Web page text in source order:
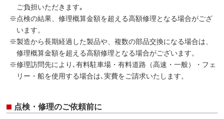
ご負担いただきます｡
点検の結果、修理概算金額を超える高額修理となる場合がござ
います。
製造から長期経過した製品や、複数の部品交換になる場合は、
修理概算金額を超える高額修理となる場合がございます。
修理訪問先により､有料駐車場・有料道路（高速・一般）・フェ
リー・船を使用する場合は､実費をご請求いたします。
点検・修理のご依頼前に